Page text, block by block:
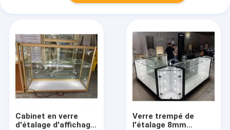
Cabinet en verre
d'étalage d'affichage
Verre trempé de
l'étalage 8mm